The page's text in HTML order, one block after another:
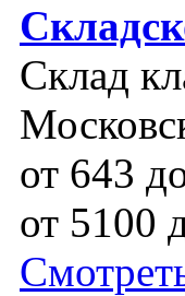
Склад
от 643
от 5100